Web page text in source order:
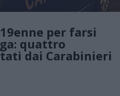
per farsi
quattro
dai Carabinieri